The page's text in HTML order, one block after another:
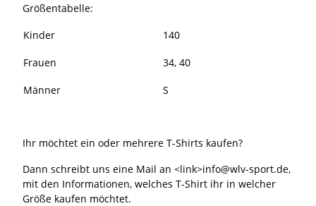
Größentabelle:
Kinder
140
Frauen 34, 40
Männer S
Ihr möchtet ein oder mehrere T-Shirts kaufen?
Dann schreibt uns eine Mail an <link>info@wlv-sport.de,
mit den Informationen, welches T-Shirt ihr in welcher
Größe kaufen möchtet.